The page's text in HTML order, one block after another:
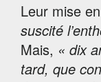
Leur mise
suscité
Mais, « dix
tard, que